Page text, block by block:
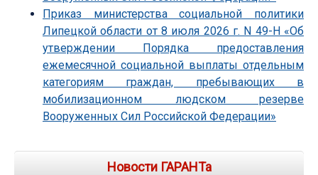
Приказ министерства социальной политики
Липецкой области от 8 июля 2026 г. N 49-Н «Об
утверждении Порядка предоставления
ежемесячной социальной выплаты отдельным
категориям граждан, пребывающих в
мобилизационном людском резерве
Вооруженных Сил Российской Федерации»
Новости ГАРАНТа